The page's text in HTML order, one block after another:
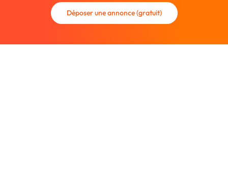
Déposer une annonce (gratuit)